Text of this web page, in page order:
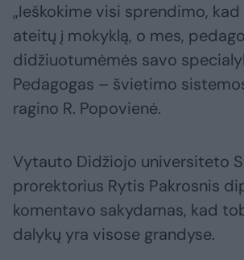
„Ieškokime visi sprendimo,
ateitų į mokyklą, o mes,
didžiuotumėmės savo
Pedagogas – švietimo
ragino R. Popovienė.
Vytauto Didžiojo universiteto
prorektorius Rytis Pakrosnis
komentavo sakydamas, kad
dalykų yra visose grandyse.